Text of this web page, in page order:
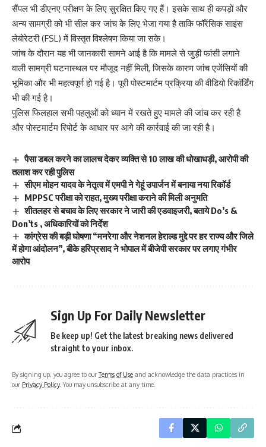
सैंपल भी डीएनए परीक्षण के लिए सुरक्षित किए गए हैं। इसके साथ ही कपड़ों और
अन्य सामग्री को भी सील कर जांच के लिए भेजा गया है ताकि फॉरेंसिक साइंस
लेबोरेटरी (FSL) में विस्तृत विश्लेषण किया जा सके।
जांच के दौरान यह भी जानकारी सामने आई है कि मामले से जुड़ी फांसी लगाने
वाली सामग्री घटनास्थल पर मौजूद नहीं मिली, जिसके कारण जांच एजेंसियों की
भूमिका और भी महत्वपूर्ण हो गई है। पूरी पोस्टमार्टम प्रक्रिया की वीडियो रिकॉर्डिंग
भी की गई है।
पुलिस फिलहाल सभी पहलुओं को ध्यान में रखते हुए मामले की जांच कर रही है
और पोस्टमार्टम रिपोर्ट के आधार पर आगे की कार्रवाई की जा रही है।
पैसा डबल करने का लालच देकर व्यक्ति से 10 लाख की धोखाधड़ी, आरोपी की
तलाश कर रही पुलिस
सीएम मोहन यादव के नेतृत्व में एमपी ने गेहूं उपार्जन में बनाया नया रिकॉर्ड
MPPSC परीक्षा को राहत, मुख्य परीक्षा कराने की मिली अनुमति
शीतलहर से बचाव के लिए सरकार ने जारी की एडवाइजरी, बताये Do’s &
Don’ts , अधिकारियों को निर्देश
कांग्रेस की बड़ी घोषणा “मनरेगा और नेशनल हेराल्ड मुद्दे पर हर राज्य और जिले
में होगा आंदोलन”, बीके हरिप्रसाद ने भोपाल में बीजेपी सरकार पर लगाए गंभीर
आरोप
Sign Up For Daily Newsletter
Be keep up! Get the latest breaking news delivered
straight to your inbox.
By signing up, you agree to ourTerms of Use and acknowledge the data practices in
our Privacy Policy. You may unsubscribe at any time.